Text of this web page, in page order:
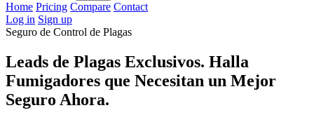
Home Pricing Compare Contact
Log in Sign up
Seguro de Control de Plagas
Leads de Plagas Exclusivos. Halla
Fumigadores que Necesitan un Mejor
Seguro Ahora.